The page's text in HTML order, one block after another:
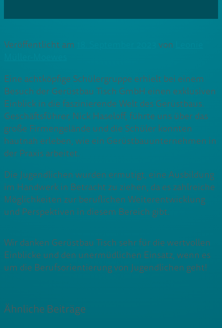
Veröffentlicht am von
Eine achtköpfige Schülergruppe erhielt bei einem
Besuch der Gerüstbau Tisch GmbH einen exklusiven
Einblick in die faszinierende Welt des Gerüstbaus.
Geschäftsführer, Nick Haseloff, führte uns über das
große Firmengelände und die Schüler konnten
hautnah erleben, wie ein Gerüstbauunternehmen in
der Praxis arbeitet.
Die Jugendlichen wurden ermutigt, eine Ausbildung
im Handwerk in Betracht zu ziehen, da es zahlreiche
Möglichkeiten zur beruflichen Weiterentwicklung
und Perspektiven in diesem Bereich gibt.
Wir danken Gerüstbau Tisch sehr für die wertvollen
Einblicke und den unermüdlichen Einsatz, wenn es
um die Berufsorientierung von Jugendlichen geht!
Ähnliche Beiträge